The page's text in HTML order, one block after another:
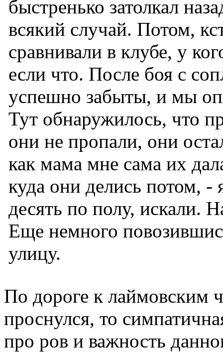
быстренько затолкал
всякий случай. Потом,
сравнивали в клубе, у
если что. После боя с
успешно забыты, и мы
Тут обнаружилось, что
они не пропали, они
как мама мне сама их
куда они делись потом,
десять по полу, искали.
Еще немного
улицу.
По дороге к лаймовским
проснулся, то
про ров и важность